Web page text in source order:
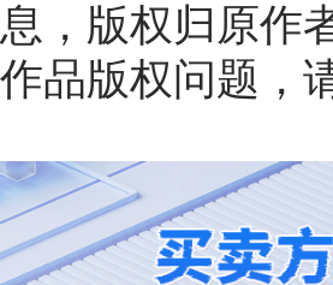
息，版权归原作
作品版权问题，